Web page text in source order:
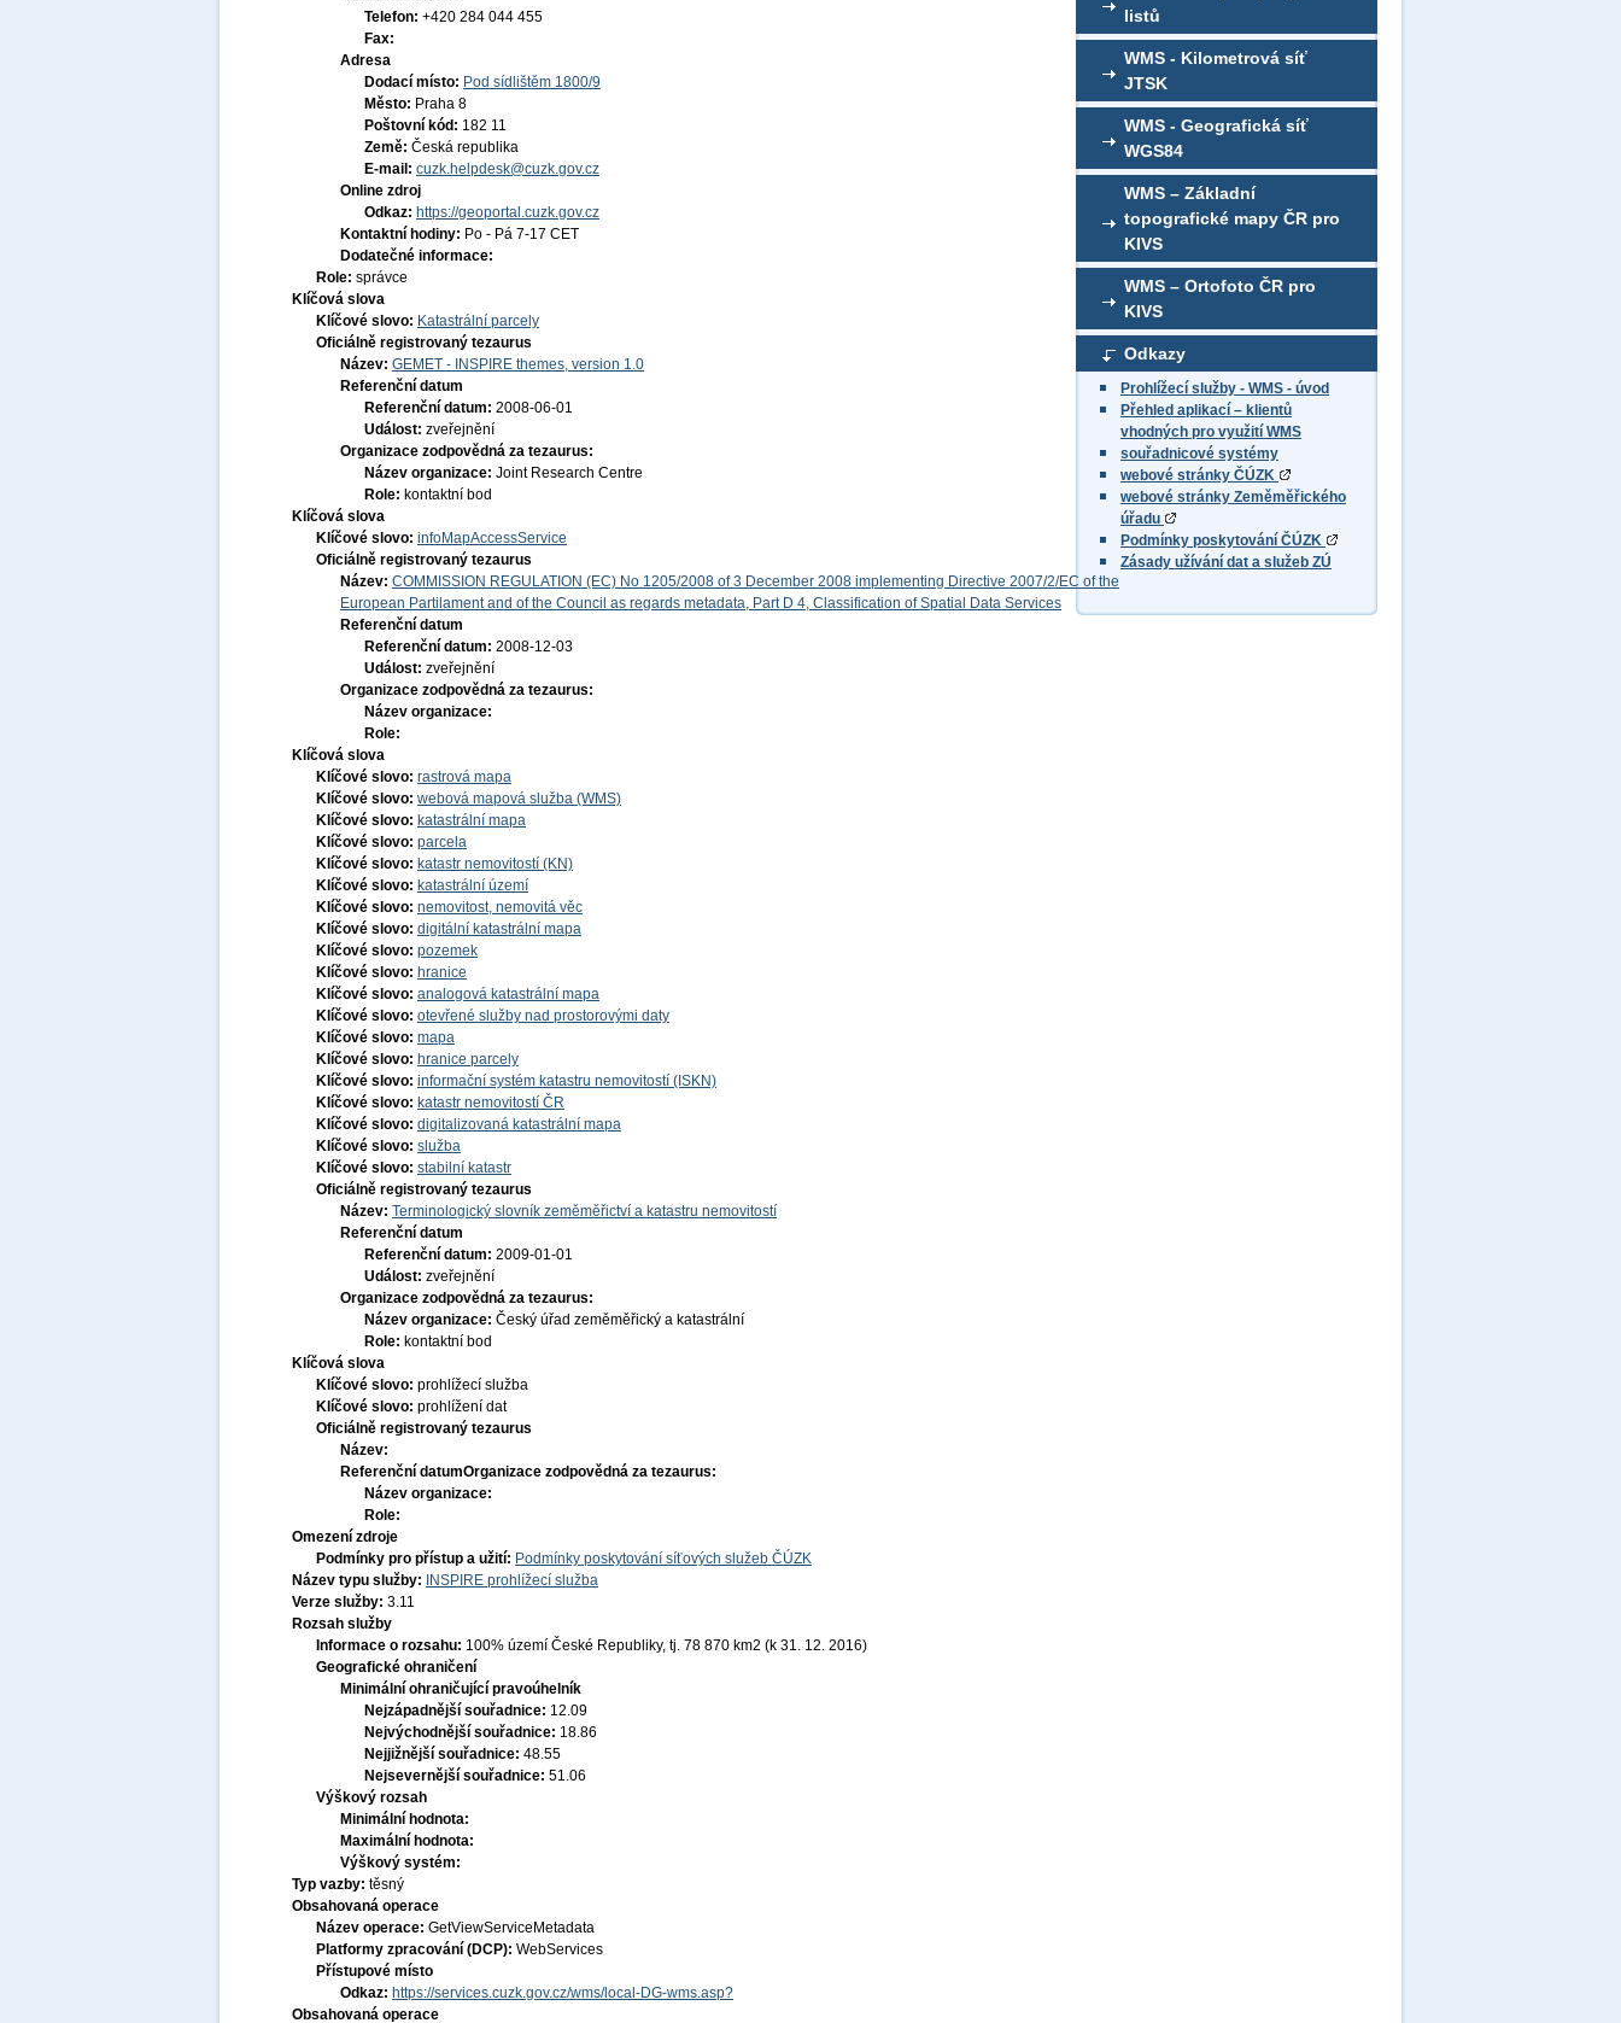
listů
WMS - Kilometrová síť
JTSK
WMS - Geografická síť
WGS84
WMS – Základní
topografické mapy ČR pro
KIVS
WMS – Ortofoto ČR pro
KIVS
Odkazy
Prohlížecí služby - WMS - úvod
Přehled aplikací – klientů
vhodných pro využití WMS
souřadnicové systémy
webové stránky ČÚZK
webové stránky Zeměměřického
úřadu
Podmínky poskytování ČÚZK
Zásady užívání dat a služeb ZÚ
Telefon: +420 284 044 455
Fax:
Adresa
Dodací místo: Pod sídlištěm 1800/9
Město: Praha 8
Poštovní kód: 182 11
Země: Česká republika
E-mail: cuzk.helpdesk@cuzk.gov.cz
Online zdroj
Odkaz: https://geoportal.cuzk.gov.cz
Kontaktní hodiny: Po - Pá 7-17 CET
Dodatečné informace:
Role: správce
Klíčová slova
Klíčové slovo: Katastrální parcely
Oficiálně registrovaný tezaurus
Název: GEMET - INSPIRE themes, version 1.0
Referenční datum
Referenční datum: 2008-06-01
Událost: zveřejnění
Organizace zodpovědná za tezaurus:
Název organizace: Joint Research Centre
Role: kontaktní bod
Klíčová slova
Klíčové slovo: infoMapAccessService
Oficiálně registrovaný tezaurus
Název: COMMISSION REGULATION (EC) No 1205/2008 of 3 December 2008 implementing Directive 2007/2/EC of the
European Partilament and of the Council as regards metadata, Part D 4, Classification of Spatial Data Services
Referenční datum
Referenční datum: 2008-12-03
Událost: zveřejnění
Organizace zodpovědná za tezaurus:
Název organizace:
Role:
Klíčová slova
Klíčové slovo: rastrová mapa
Klíčové slovo: webová mapová služba (WMS)
Klíčové slovo: katastrální mapa
Klíčové slovo: parcela
Klíčové slovo: katastr nemovitostí (KN)
Klíčové slovo: katastrální území
Klíčové slovo: nemovitost, nemovitá věc
Klíčové slovo: digitální katastrální mapa
Klíčové slovo: pozemek
Klíčové slovo: hranice
Klíčové slovo: analogová katastrální mapa
Klíčové slovo: otevřené služby nad prostorovými daty
Klíčové slovo: mapa
Klíčové slovo: hranice parcely
Klíčové slovo: informační systém katastru nemovitostí (ISKN)
Klíčové slovo: katastr nemovitostí ČR
Klíčové slovo: digitalizovaná katastrální mapa
Klíčové slovo: služba
Klíčové slovo: stabilní katastr
Oficiálně registrovaný tezaurus
Název: Terminologický slovník zeměměřictví a katastru nemovitostí
Referenční datum
Referenční datum: 2009-01-01
Událost: zveřejnění
Organizace zodpovědná za tezaurus:
Název organizace: Český úřad zeměměřický a katastrální
Role: kontaktní bod
Klíčová slova
Klíčové slovo: prohlížecí služba
Klíčové slovo: prohlížení dat
Oficiálně registrovaný tezaurus
Název:
Referenční datumOrganizace zodpovědná za tezaurus:
Název organizace:
Role:
Omezení zdroje
Podmínky pro přístup a užití: Podmínky poskytování síťových služeb ČÚZK
Název typu služby:
INSPIRE prohlížecí služba
Verze služby: 3.11
Rozsah služby
Informace o rozsahu: 100% území České Republiky, tj. 78 870 km2 (k 31. 12. 2016)
Geografické ohraničení
Minimální ohraničující pravoúhelník
Nejzápadnější souřadnice: 12.09
Nejvýchodnější souřadnice: 18.86
Nejjižnější souřadnice: 48.55
Nejsevernější souřadnice: 51.06
Výškový rozsah
Minimální hodnota:
Maximální hodnota:
Výškový systém:
Typ vazby: těsný
Obsahovaná operace
Název operace: GetViewServiceMetadata
Platformy zpracování (DCP): WebServices
Přístupové místo
Odkaz: https://services.cuzk.gov.cz/wms/local-DG-wms.asp?
Obsahovaná operace